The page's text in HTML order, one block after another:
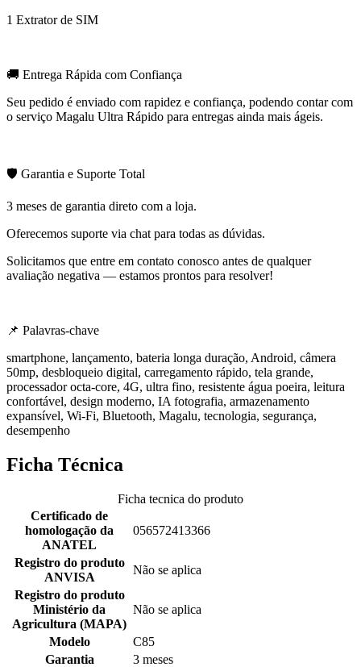
1 Extrator de SIM
🚚 Entrega Rápida com Confiança
Seu pedido é enviado com rapidez e confiança, podendo contar com
o serviço Magalu Ultra Rápido para entregas ainda mais ágeis.
🛡️ Garantia e Suporte Total
3 meses de garantia direto com a loja.
Oferecemos suporte via chat para todas as dúvidas.
Solicitamos que entre em contato conosco antes de qualquer
avaliação negativa — estamos prontos para resolver!
📌 Palavras-chave
smartphone, lançamento, bateria longa duração, Android, câmera
50mp, desbloqueio digital, carregamento rápido, tela grande,
processador octa-core, 4G, ultra fino, resistente água poeira, leitura
confortável, design moderno, IA fotografia, armazenamento
expansível, Wi-Fi, Bluetooth, Magalu, tecnologia, segurança,
desempenho
Ficha Técnica
Ficha tecnica do produto
Certificado de
homologação da
ANATEL
056572413366
Registro do produto
ANVISA
Não se aplica
Registro do produto
Ministério da
Agricultura (MAPA)
Não se aplica
Modelo
C85
Garantia
3 meses